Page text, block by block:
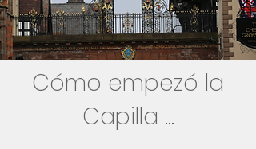
Cómo empezó la
Capilla ...